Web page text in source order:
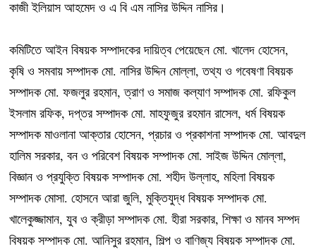
কাজী ইলিয়াস আহমেদ ও এ বি এম নাসির উদ্দিন নাসির।
কমিটিতে আইন বিষয়ক সম্পাদকের দায়িত্ব পেয়েছেন মো. খালেদ হোসেন,
কৃষি ও সমবায় সম্পাদক মো. নাসির উদ্দিন মোল্লা, তথ্য ও গবেষণা বিষয়ক
সম্পাদক মো. ফজলুর রহমান, ত্রাণ ও সমাজ কল্যাণ সম্পাদক মো. রফিকুল
ইসলাম রফিক, দপ্তর সম্পাদক মো. মাহফুজুর রহমান রাসেল, ধর্ম বিষয়ক
সম্পাদক মাওলানা আক্তার হোসেন, প্রচার ও প্রকাশনা সম্পাদক মো. আবদুল
হালিম সরকার, বন ও পরিবেশ বিষয়ক সম্পাদক মো. সাইজ উদ্দিন মোল্লা,
বিজ্ঞান ও প্রযুক্তি বিষয়ক সম্পাদক মো. শহীদ উল্লাহ, মহিলা বিষয়ক
সম্পাদক মোসা. হোসনে আরা জুলি, মুক্তিযুদ্ধ বিষয়ক সম্পাদক মো.
খালেকুজ্জামান, যুব ও ক্রীড়া সম্পাদক মো. হীরা সরকার, শিক্ষা ও মানব সম্পদ
বিষয়ক সম্পাদক মো. আনিসুর রহমান, শিল্প ও বাণিজ্য বিষয়ক সম্পাদক মো.